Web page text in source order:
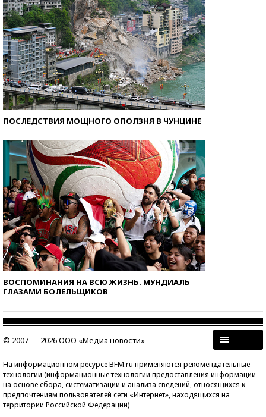
ПОСЛЕДСТВИЯ МОЩНОГО ОПОЛЗНЯ В ЧУНЦИНЕ
ВОСПОМИНАНИЯ НА ВСЮ ЖИЗНЬ. МУНДИАЛЬ
ГЛАЗАМИ БОЛЕЛЬЩИКОВ
© 2007 — 2026 ООО «Медиа новости»
На информационном ресурсе BFM.ru применяются рекомендательные
технологии (информационные технологии предоставления информации
на основе сбора, систематизации и анализа сведений, относящихся к
предпочтениям пользователей сети «Интернет», находящихся на
территории Российской Федерации)